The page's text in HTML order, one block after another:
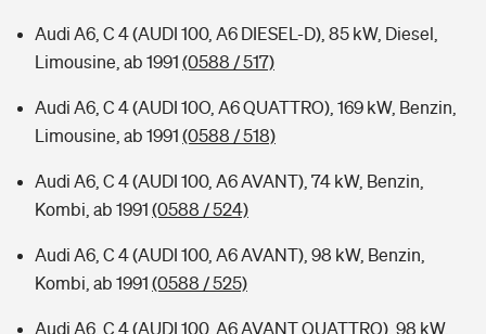
Audi A6, C 4 (AUDI 100, A6 DIESEL-D), 85 kW, Diesel,
Limousine, ab 1991 (0588 / 517)
Audi A6, C 4 (AUDI 10O, A6 QUATTRO), 169 kW, Benzin,
Limousine, ab 1991 (0588 / 518)
Audi A6, C 4 (AUDI 100, A6 AVANT), 74 kW, Benzin,
Kombi, ab 1991 (0588 / 524)
Audi A6, C 4 (AUDI 100, A6 AVANT), 98 kW, Benzin,
Kombi, ab 1991 (0588 / 525)
Audi A6, C 4 (AUDI 100, A6 AVANT QUATTRO), 98 kW,